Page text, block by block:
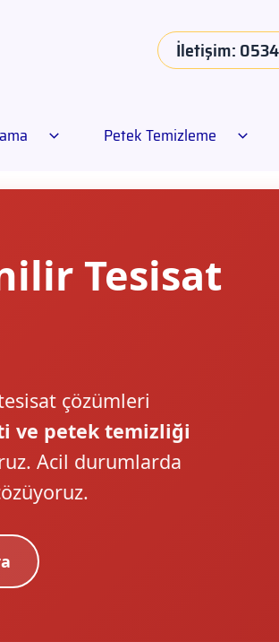
İletişim:
Petek Temizleme
Tesisat
çözümleri
ve petek temizliği
Acil durumlarda